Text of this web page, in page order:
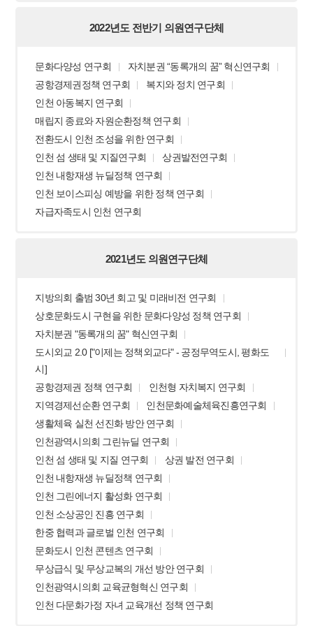
2022년도 전반기 의원연구단체
문화다양성 연구회
자치분권 “동록개의 꿈” 혁신연구회
공항경제권정책 연구회
복지와 정치 연구회
인천 아동복지 연구회
매립지 종료와 자원순환정책 연구회
전환도시 인천 조성을 위한 연구회
인천 섬 생태 및 지질연구회
상권발전연구회
인천 내항재생 뉴딜정책 연구회
인천 보이스피싱 예방을 위한 정책 연구회
자급자족도시 인천 연구회
2021년도 의원연구단체
지방의회 출범 30년 회고 및 미래비전 연구회
상호문화도시 구현을 위한 문화다양성 정책 연구회
자치분권 "동록개의 꿈" 혁신연구회
도시외교 2.0 ["이제는 정책외교다" - 공정무역도시, 평화도
시]
공항경제권 정책 연구회
인천형 자치복지 연구회
지역경제선순환 연구회
인천문화예술체육진흥연구회
생활체육 실천 선진화 방안 연구회
인천광역시의회 그린뉴딜 연구회
인천 섬 생태 및 지질 연구회
상권 발전 연구회
인천 내항재생 뉴딜정책 연구회
인천 그린에너지 활성화 연구회
인천 소상공인 진흥 연구회
한중 협력과 글로벌 인천 연구회
문화도시 인천 콘텐츠 연구회
무상급식 및 무상교복의 개선 방안 연구회
인천광역시의회 교육균형혁신 연구회
인천 다문화가정 자녀 교육개선 정책 연구회